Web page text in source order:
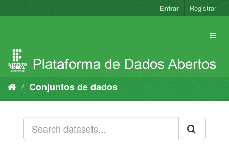
para
Entrar Registrar
Conjuntos de dados